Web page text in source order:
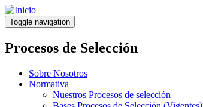
Pasar
al
contenido
principal
Toggle navigation
Procesos de Selección
Sobre Nosotros
Normativa
Nuestros Procesos de selección